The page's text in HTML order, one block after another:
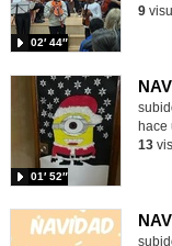
02′ 44″
9
01′ 52″
hace
13